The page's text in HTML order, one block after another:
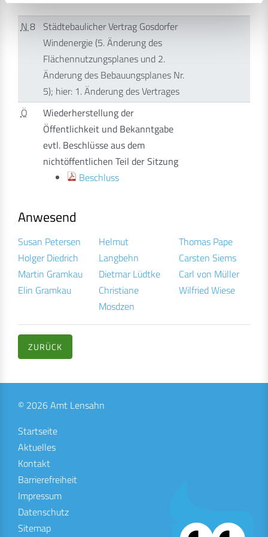
N8 Städtebaulicher Vertrag Gosdorfer
Windenergie (5. Änderung des
Flächennutzungsplanes und 2.
Änderung des Bebauungsplanes Nr.
5); hier: 1. Änderung des Vertrages
Ö
Wiederherstellung der
Öffentlichkeit und Bekanntgabe
evtl. Beschlüsse aus dem
nichtöffentlichen Teil der Sitzung
Beschluss
Anwesend
Susan Petersen
Holger Diedrich
Martin Gramkau
Elin Gramkau
Helmut
Langbehn
Dietmar Lüdtke
Christiane
Mosdzen
Thomas Pape
Carsten Siems
Carl von Müller
Wilfried Wiese
ZURÜCK
© 2026 Amt Lensahn
Startseite
Aktuelles
Kontakt
Barrierefreiheit
Impressum
Datenschutz
Sitemap